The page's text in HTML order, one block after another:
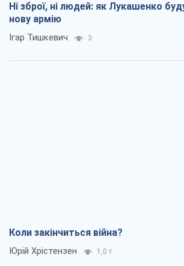
Ні зброї, ні людей: як Лукашенко
нову армію
Ігар Тишкевич 3
Коли закінчиться війна?
Юрій Хрістензен 1,0 т.